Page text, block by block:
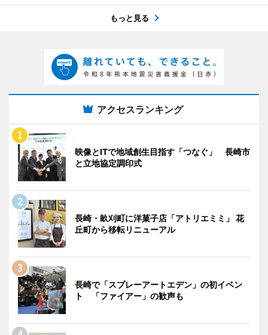
もっと見る
アクセスランキング
映像とITで地域創生目指す「つなぐ」 長崎市
と立地協定調印式
長崎・畝刈町に洋菓子店「アトリエミミ」 花
丘町から移転リニューアル
長崎で「スプレーアートエデン」の初イベン
ト 「ファイアー」の歓声も